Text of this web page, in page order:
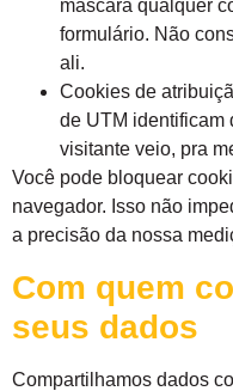
mascara qualquer
formulário. Não
ali.
Cookies de
de UTM identificam
visitante veio, pra
Você pode bloquear
navegador. Isso não
a precisão da nossa
Com quem
seus dados
Compartilhamos dados